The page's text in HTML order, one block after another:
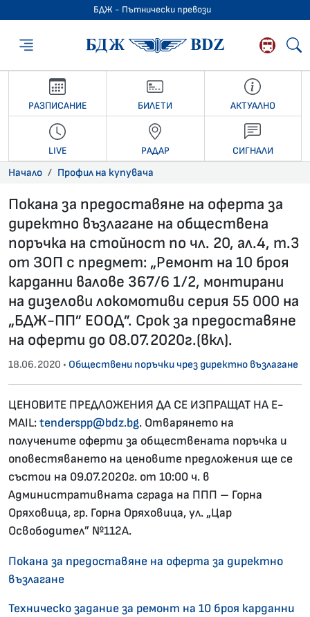
БДЖ - Пътнически превози
БДЖ -
РАЗПИСАНИЕ БИЛЕТИ АКТУАЛНО
LIVE РАДАР СИГНАЛИ
Начало Профил на купувача
Покана за предоставяне на оферта за
директно възлагане на обществена
поръчка на стойност по чл. 20, ал.4, т.3
от ЗОП с предмет: „Ремонт на 10 броя
карданни валове 367/6 1/2, монтирани
на дизелови локомотиви серия 55 000 на
„БДЖ-ПП” ЕООД”. Срок за предоставяне
на оферти до 08.07.2020г.(вкл).
18.06.2020 • Обществени поръчки чрез директно възлагане
ЦЕНОВИТЕ ПРЕДЛОЖЕНИЯ ДА СЕ ИЗПРАЩАТ НА E-
MAIL:tenderspp@bdz.bg. Отварянето на
получените оферти за обществената поръчка и
оповестяването на ценовите предложения ще се
състои на 09.07.2020г. от 10:00 ч. в
Административната сграда на ППП – Горна
Оряховица, гр. Горна Оряховица, ул. „Цар
Освободител” №112А.
Покана за предоставяне на оферта за директно
възлагане
Техническо задание за ремонт на 10 броя карданни